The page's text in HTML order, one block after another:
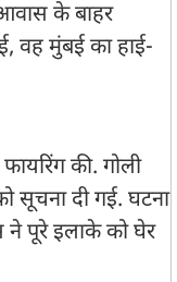
के बाहर
वह मुंबई का हाई-
की. गोली
दी गई. घटना
ने पूरे इलाके को घेर